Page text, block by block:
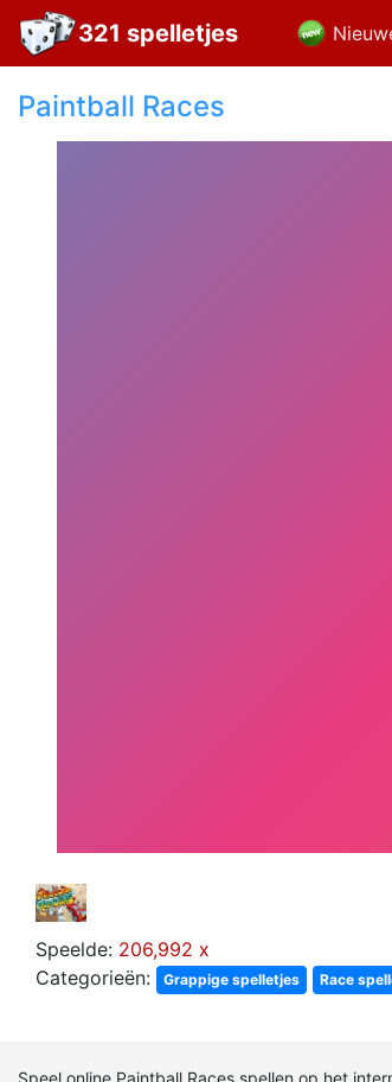
321 spelletjes
Paintball Races
Speelde: 206,992 x
Categorieën:
Grappige spelletjes Race
Speel online Paintball Races spellen op het